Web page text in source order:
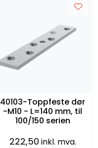
40103-Toppfeste dør
-M10 - L=140 mm, til
100/150 serien
222,50 inkl. mva.